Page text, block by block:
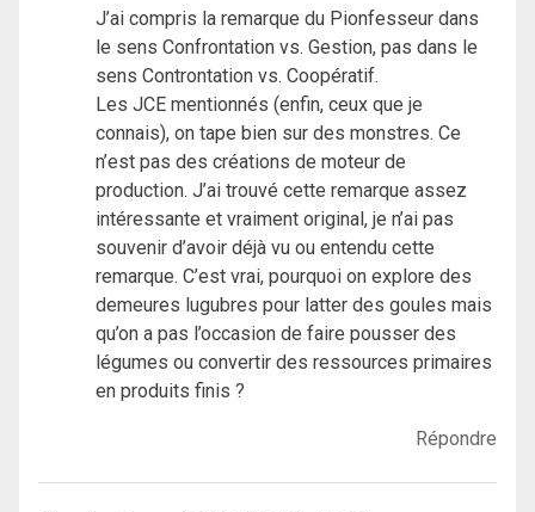
J’ai compris la remarque du Pionfesseur dans
le sens Confrontation vs. Gestion, pas dans le
sens Controntation vs. Coopératif.
Les JCE mentionnés (enfin, ceux que je
connais), on tape bien sur des monstres. Ce
n’est pas des créations de moteur de
production. J’ai trouvé cette remarque assez
intéressante et vraiment original, je n’ai pas
souvenir d’avoir déjà vu ou entendu cette
remarque. C’est vrai, pourquoi on explore des
demeures lugubres pour latter des goules mais
qu’on a pas l’occasion de faire pousser des
légumes ou convertir des ressources primaires
en produits finis ?
Répondre